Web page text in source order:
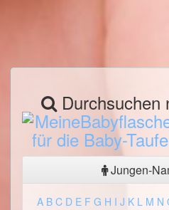
Durchsuchen
Jungen-
A B C D E F G H I J K L M N